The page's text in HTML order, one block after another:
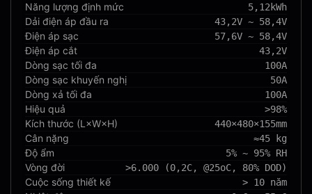
Năng lượng định mức 5,12kWh
Dải điện áp đầu ra 43,2V ~ 58,4V
Điện áp sạc 57,6V ~ 58,4V
Điện áp cắt 43,2V
Dòng sạc tối đa 100A
Dòng sạc khuyến nghị 50A
Dòng xả tối đa 100A
Hiệu quả >98%
Kích thước (L×W×H) 440×480×155mm
Cân nặng ≈45 kg
Độ ẩm 5% ~ 95% RH
Vòng đời >6.000 (0,2C, @25oC, 80% DOD)
Cuộc sống thiết kế > 10 năm